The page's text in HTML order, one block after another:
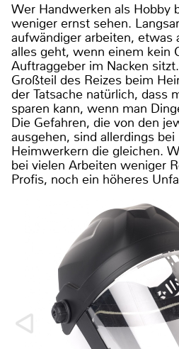
Wer Handwerken als Hobby
weniger ernst sehen.
aufwändiger arbeiten, etwas
alles geht, wenn einem kein
Auftraggeber im Nacken
Großteil des Reizes beim
der Tatsache natürlich, dass
sparen kann, wenn man
Die Gefahren, die von den
ausgehen, sind allerdings bei
Heimwerkern die gleichen.
bei vielen Arbeiten weniger
Profis, noch ein höheres